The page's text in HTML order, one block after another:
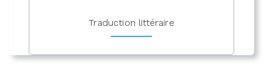
Traduction littéraire